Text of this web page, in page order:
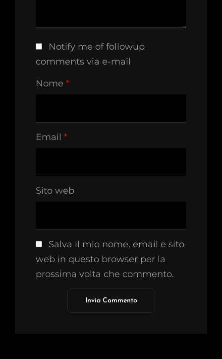
Notify me of followup
comments via e-mail
Nome *
Email *
Sito web
Salva il mio nome, email e sito
web in questo browser per la
prossima volta che commento.